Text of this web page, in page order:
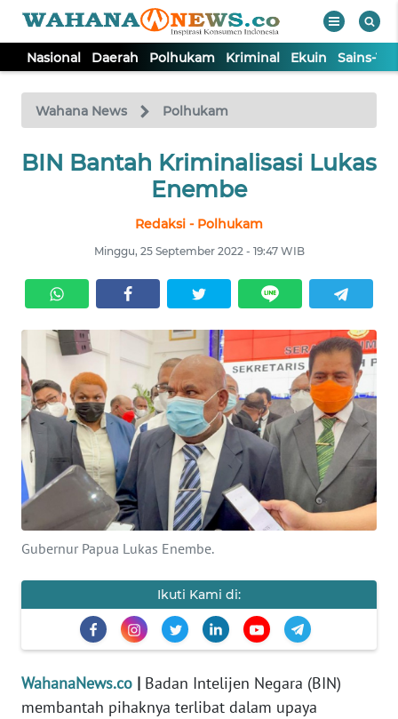
Nasional Daerah Polhukam Kriminal Ekuin Sains-
Wahana News Polhukam
BIN Bantah Kriminalisasi Lukas
Enembe
Redaksi - Polhukam
Minggu, 25 September 2022 - 19:47 WIB
Gubernur Papua Lukas Enembe.
Ikuti Kami di:
WahanaNews.co | Badan Intelijen Negara (BIN)
membantah pihaknya terlibat dalam upaya
TV
Tutup
NASIONAL
POLHUKAM
KRIMINAL
EKUIN
SAINS-TEKNO
KESEHATAN
INTERNASIONAL
SERBA-SERBI
PENDIDIKAN
OLAHRAGA
OPINI